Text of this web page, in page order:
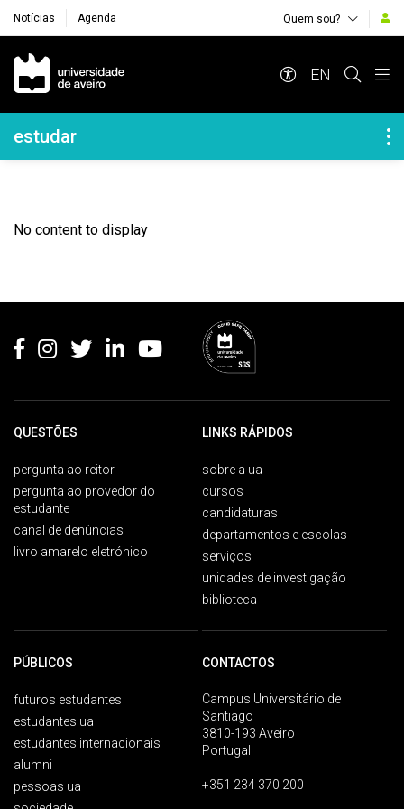
Notícias Agenda Quem sou?
Navegação Principal
EN
Navegação Lateral
estudar
No content to display
QUESTÕES
pergunta ao reitor
pergunta ao provedor do
estudante
canal de denúncias
livro amarelo eletrónico
LINKS RÁPIDOS
sobre a ua
cursos
candidaturas
departamentos e escolas
serviços
unidades de investigação
biblioteca
PÚBLICOS
futuros estudantes
estudantes ua
estudantes internacionais
alumni
pessoas ua
CONTACTOS
Campus Universitário de
Santiago
3810-193 Aveiro
Portugal
+351 234 370 200